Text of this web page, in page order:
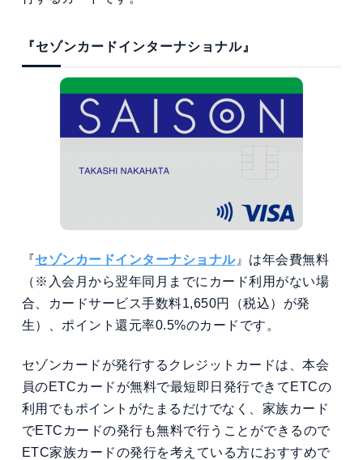
『セゾンカードインターナショナル』
『セゾンカードインターナショナル』は年会費無料
（※入会月から翌年同月までにカード利用がない場
合、カードサービス手数料1,650円（税込）が発
生）、ポイント還元率0.5%のカードです。
セゾンカードが発行するクレジットカードは、本会
員のETCカードが無料で最短即日発行できてETCの
利用でもポイントがたまるだけでなく、家族カード
でETCカードの発行も無料で行うことができるので
ETC家族カードの発行を考えている方におすすめで